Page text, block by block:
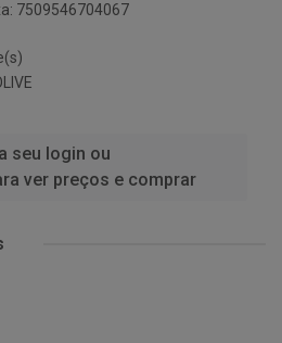
7509546704067
seu login ou
ver preços e comprar